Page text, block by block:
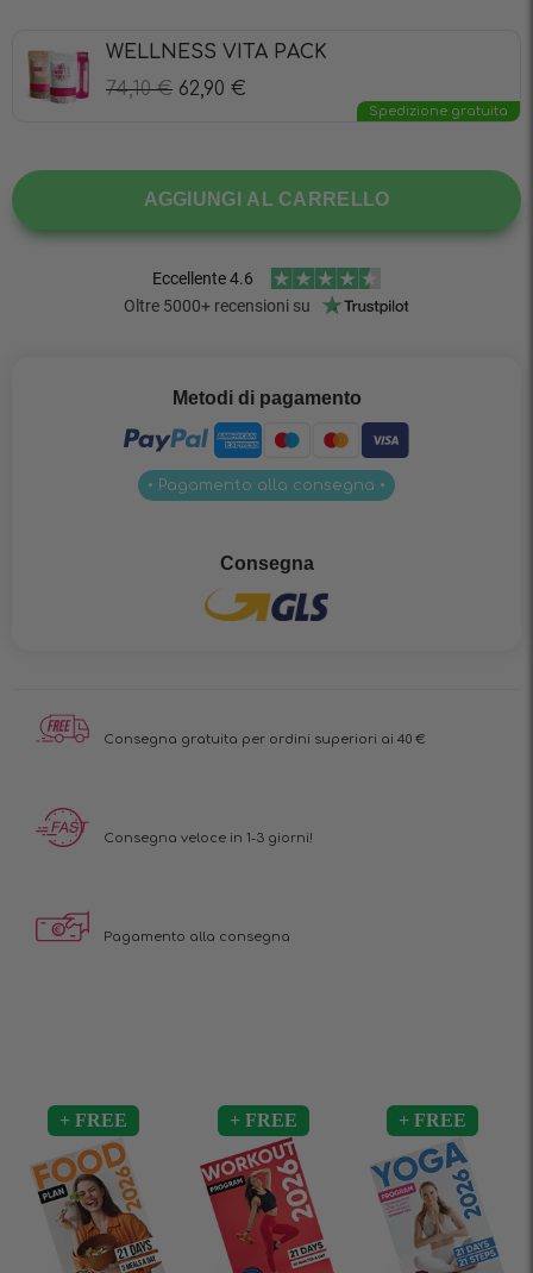
WELLNESS VITA PACK
74,10€ 62,90 €
Spedizione gratuita
AGGIUNGI AL CARRELLO
Metodi di pagamento
• Pagamento alla consegna •
Consegna
Consegna gratuita per ordini superiori ai 40 €
Consegna veloce in 1-3 giorni!
Pagamento alla consegna